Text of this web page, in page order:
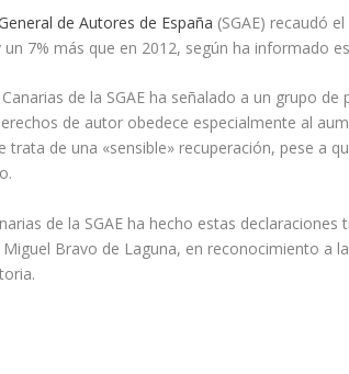
de Autores de España (SGAE) recaudó
7% más que en 2012, según ha informado
de la SGAE ha señalado a un grupo
de autor obedece especialmente al
trata de una «sensible» recuperación, pese a
de la SGAE ha hecho estas
Miguel Bravo de Laguna, en reconocimiento a